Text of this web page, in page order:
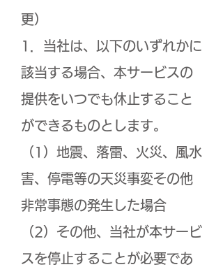
更）
1．当社は、以下のいずれかに
該当する場合、本サービスの
提供をいつでも休止すること
ができるものとします。
（1）地震、落雷、火災、風水
害、停電等の天災事変その他
非常事態の発生した場合
（2）その他、当社が本サービ
スを停止することが必要であ